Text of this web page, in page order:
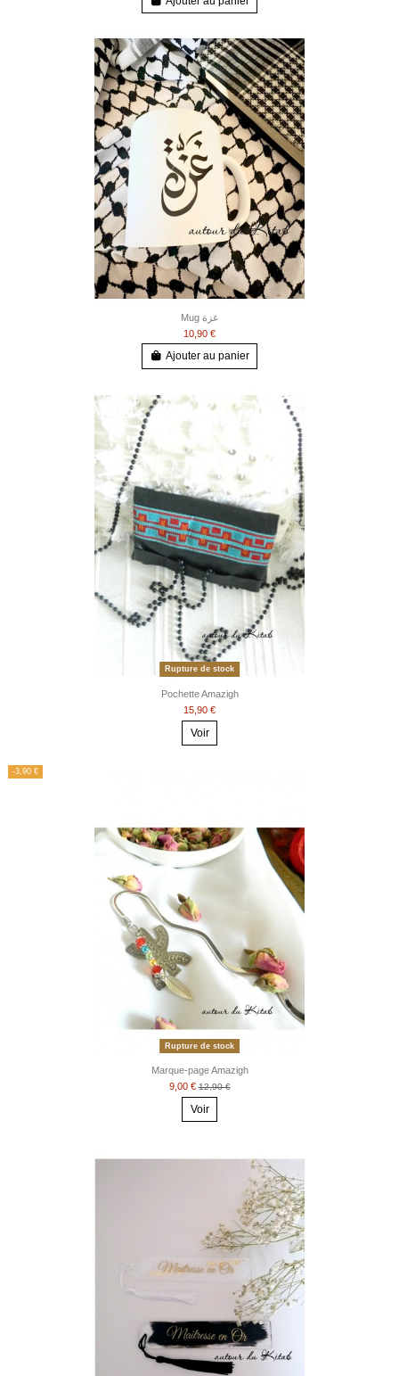
Mug غزة
10,90 €
Ajouter au panier
Rupture de stock
Pochette Amazigh
15,90 €
Voir
-3,90 €
Rupture de stock
Marque-page Amazigh
9,00 €12,90 €
Voir